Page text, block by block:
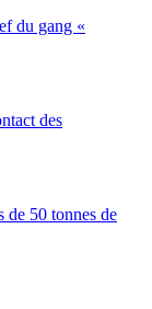
du gang «
des
de 50 tonnes de